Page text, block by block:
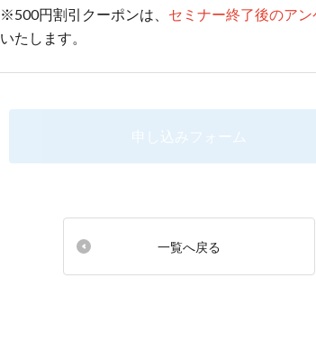
※500円割引クーポンは、 セミナー終了後のア
いたします。
申し込みフォーム
一覧へ戻る